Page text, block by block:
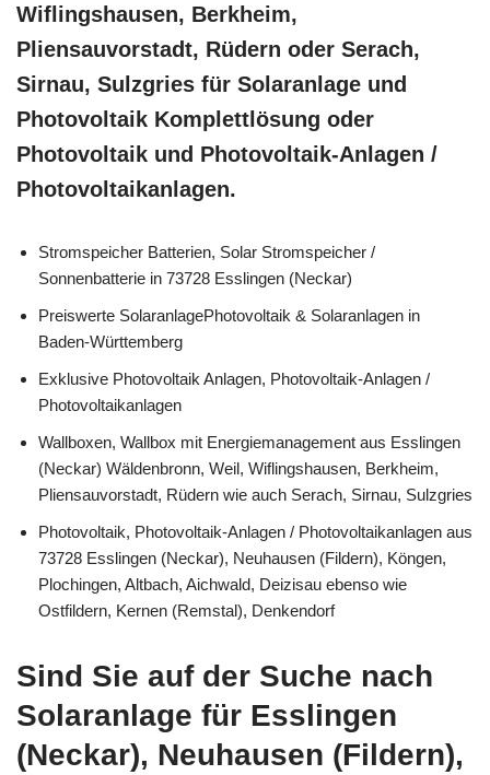
Wiflingshausen, Berkheim,
Pliensauvorstadt, Rüdern oder Serach,
Sirnau, Sulzgries für Solaranlage und
Photovoltaik Komplettlösung oder
Photovoltaik und Photovoltaik-Anlagen /
Photovoltaikanlagen.
Stromspeicher Batterien, Solar Stromspeicher /
Sonnenbatterie in 73728 Esslingen (Neckar)
Preiswerte SolaranlagePhotovoltaik & Solaranlagen in
Baden-Württemberg
Exklusive Photovoltaik Anlagen, Photovoltaik-Anlagen /
Photovoltaikanlagen
Wallboxen, Wallbox mit Energiemanagement aus Esslingen
(Neckar) Wäldenbronn, Weil, Wiflingshausen, Berkheim,
Pliensauvorstadt, Rüdern wie auch Serach, Sirnau, Sulzgries
Photovoltaik, Photovoltaik-Anlagen / Photovoltaikanlagen aus
73728 Esslingen (Neckar), Neuhausen (Fildern), Köngen,
Plochingen, Altbach, Aichwald, Deizisau ebenso wie
Ostfildern, Kernen (Remstal), Denkendorf
Sind Sie auf der Suche nach
Solaranlage für Esslingen
(Neckar), Neuhausen (Fildern),